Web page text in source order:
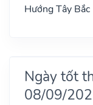
Hướng Tây Bắc
Ngày tốt
08/09/